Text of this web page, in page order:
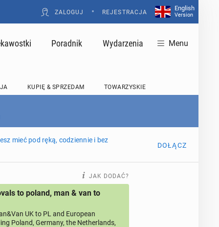
ZALOGUJ • REJESTRACJA
English
Version
Poradnik Wydarzenia Menu
KUPIĘ & SPRZEDAM TOWARZYSKIE
mieć pod ręką, codziennie i bez
DOŁĄCZ
JAK DODAĆ?
to poland, man & van to
UK to PL and European
Poland, Germany, the Netherlands,